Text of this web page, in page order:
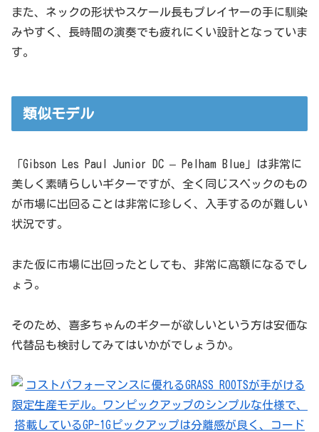
また、ネックの形状やスケール長もプレイヤーの手に馴染
みやすく、長時間の演奏でも疲れにくい設計となっていま
す。
類似モデル
「Gibson Les Paul Junior DC – Pelham Blue」は非常に
美しく素晴らしいギターですが、全く同じスペックのもの
が市場に出回ることは非常に珍しく、入手するのが難しい
状況です。
また仮に市場に出回ったとしても、非常に高額になるでし
ょう。
そのため、喜多ちゃんのギターが欲しいという方は安価な
代替品も検討してみてはいかがでしょうか。